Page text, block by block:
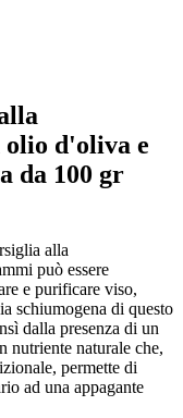
d'oliva e
da 100 gr
alla
può essere
e purificare viso,
schiumogena di questo
dalla presenza di un
nutriente naturale che,
permette di
ad una appagante